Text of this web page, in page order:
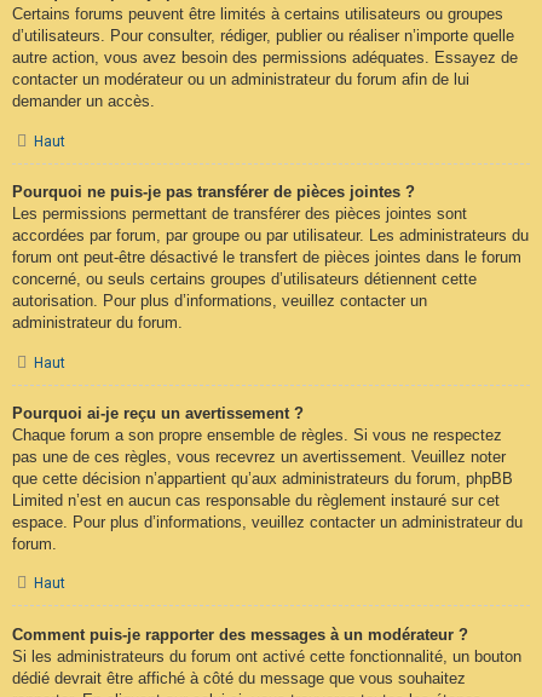
Certains forums peuvent être limités à certains utilisateurs ou groupes
d’utilisateurs. Pour consulter, rédiger, publier ou réaliser n’importe quelle
autre action, vous avez besoin des permissions adéquates. Essayez de
contacter un modérateur ou un administrateur du forum afin de lui
demander un accès.
Haut
Pourquoi ne puis-je pas transférer de pièces jointes ?
Les permissions permettant de transférer des pièces jointes sont
accordées par forum, par groupe ou par utilisateur. Les administrateurs du
forum ont peut-être désactivé le transfert de pièces jointes dans le forum
concerné, ou seuls certains groupes d’utilisateurs détiennent cette
autorisation. Pour plus d’informations, veuillez contacter un
administrateur du forum.
Haut
Pourquoi ai-je reçu un avertissement ?
Chaque forum a son propre ensemble de règles. Si vous ne respectez
pas une de ces règles, vous recevrez un avertissement. Veuillez noter
que cette décision n’appartient qu’aux administrateurs du forum, phpBB
Limited n’est en aucun cas responsable du règlement instauré sur cet
espace. Pour plus d’informations, veuillez contacter un administrateur du
forum.
Haut
Comment puis-je rapporter des messages à un modérateur ?
Si les administrateurs du forum ont activé cette fonctionnalité, un bouton
dédié devrait être affiché à côté du message que vous souhaitez